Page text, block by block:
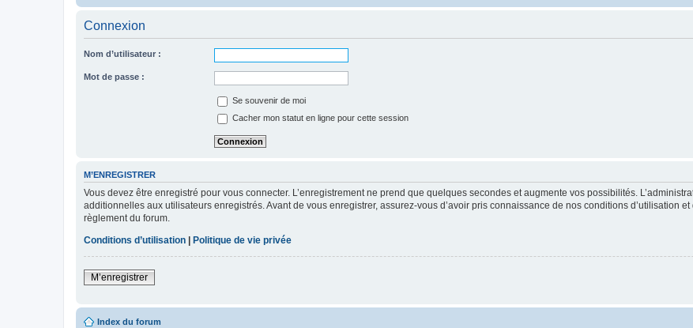
Connexion
Nom d’utilisateur :
Mot de passe :
Se souvenir de moi
Cacher mon statut en ligne pour cette session
M’ENREGISTRER
Vous devez être enregistré pour vous connecter. L’enregistrement ne prend que quelques secondes et augmente vos possibilités.
additionnelles aux utilisateurs enregistrés. Avant de vous enregistrer, assurez-vous d’avoir pris connaissance de nos conditions d’utilisation
règlement du forum.
Conditions d’utilisation
Politique de vie privée
M’enregistrer
Index du forum